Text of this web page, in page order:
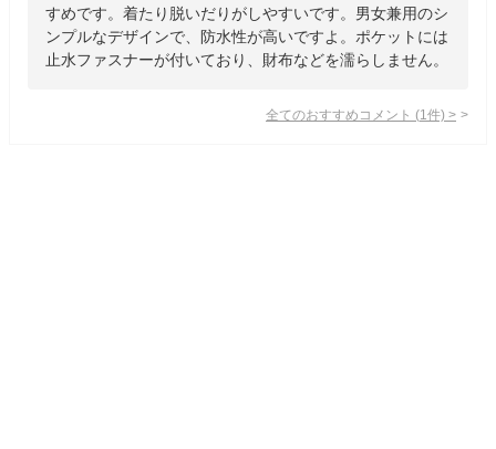
すめです。着たり脱いだりがしやすいです。男女兼用のシ
ンプルなデザインで、防水性が高いですよ。ポケットには
止水ファスナーが付いており、財布などを濡らしません。
全てのおすすめコメント (1 件) >